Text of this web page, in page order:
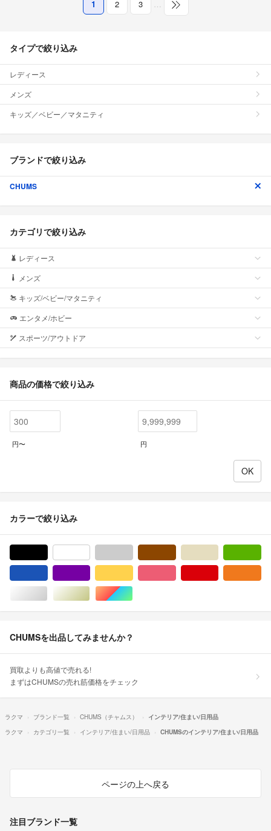
1 2 3 …
タイプで絞り込み
レディース
メンズ
キッズ／ベビー／マタニティ
ブランドで絞り込み
CHUMS
カテゴリで絞り込み
レディース
メンズ
キッズ/ベビー/マタニティ
エンタメ/ホビー
スポーツ/アウトドア
商品の価格で絞り込み
円〜 円
カラーで絞り込み
シルバー/銀色系ゴールド/金色系マルチカラー
CHUMSを出品してみませんか？
買取よりも高値で売れる!
まずはCHUMSの売れ筋価格をチェック
ラクマ ブランド一覧 CHUMS（チャムス）
インテリア/住まい/日用品
ラクマ
カテゴリ一覧 インテリア/住まい/日用品 CHUMSのインテリア/住まい/日用品
ページの上へ戻る
注目ブランド一覧